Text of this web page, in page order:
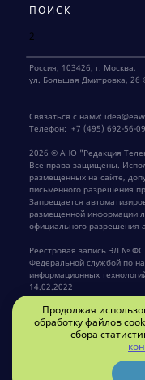
ПОИСК
2
2026 © АНО "Редакция
Все права защищены.
размещенных на сайте,
письменного разрешения
Запрещается
размещенной информации
официального разрешения
Реестровая запись ЭЛ № ФС
Федеральной службой по
информационных
14.02.2022
Главный редактор Крылов
Россия, 103426, г. Москва,
ул. Большая Дмитровка, 26
Связаться с нами:
Телефон: +7 (495) 692-56-09
Продолжая
обработку файлов
сбора